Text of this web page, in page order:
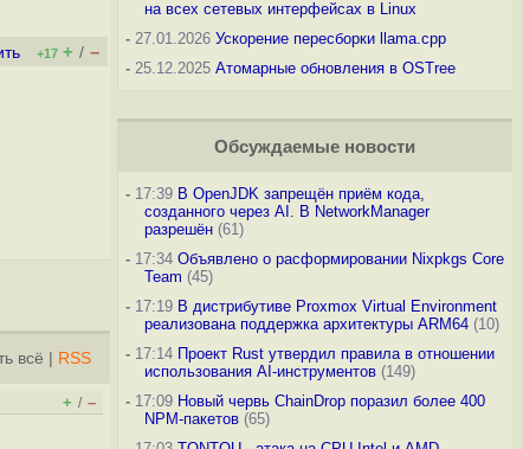
+17 + / –
всё RSS
+ / –
на всех сетевых интерфейсах в Linux
-27.01.2026 Ускорение пересборки llama.cpp
-25.12.2025 Атомарные обновления в OSTree
Обсуждаемые новости
-17:39 В OpenJDK запрещён приём кода,
созданного через AI. В NetworkManager
разрешён(61)
-17:34 Объявлено о расформировании Nixpkgs Core
Team (45)
-17:19 В дистрибутиве Proxmox Virtual Environment
реализована поддержка архитектуры ARM64(10)
-17:14 Проект Rust утвердил правила в отношении
использования AI-инструментов(149)
-17:09 Новый червь ChainDrop поразил более 400
NPM-пакетов(65)